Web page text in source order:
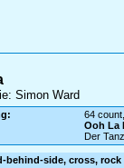
Simon Ward
64
Ooh La
Der
behind-side, cross,